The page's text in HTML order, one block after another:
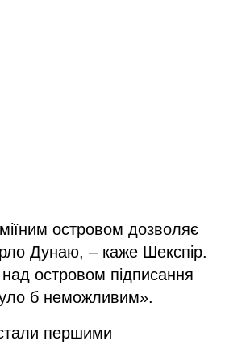
островом дозволяє
Дунаю, – каже Шекспір.
островом підписання
б неможливим».
першими